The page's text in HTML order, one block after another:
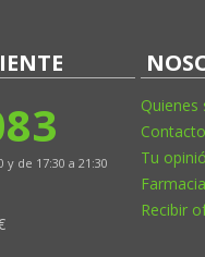
y de 17:30 a 21:30
Quienes
Contacto
Tu
Recibir